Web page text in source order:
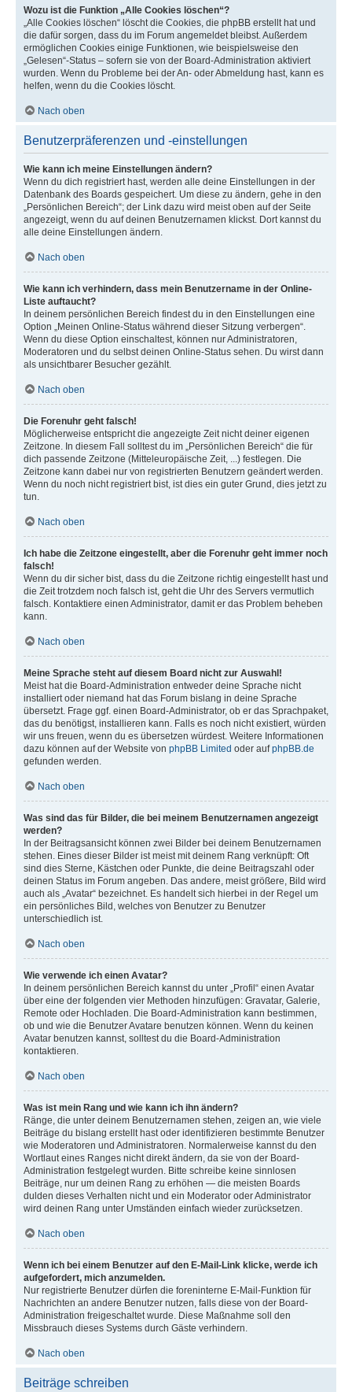
Wozu ist die Funktion „Alle Cookies löschen“?
„Alle Cookies löschen“ löscht die Cookies, die phpBB erstellt hat und
die dafür sorgen, dass du im Forum angemeldet bleibst. Außerdem
ermöglichen Cookies einige Funktionen, wie beispielsweise den
„Gelesen“-Status – sofern sie von der Board-Administration aktiviert
wurden. Wenn du Probleme bei der An- oder Abmeldung hast, kann es
helfen, wenn du die Cookies löscht.
Nach oben
Benutzerpräferenzen und -einstellungen
Wie kann ich meine Einstellungen ändern?
Wenn du dich registriert hast, werden alle deine Einstellungen in der
Datenbank des Boards gespeichert. Um diese zu ändern, gehe in den
„Persönlichen Bereich“; der Link dazu wird meist oben auf der Seite
angezeigt, wenn du auf deinen Benutzernamen klickst. Dort kannst du
alle deine Einstellungen ändern.
Nach oben
Wie kann ich verhindern, dass mein Benutzername in der Online-
Liste auftaucht?
In deinem persönlichen Bereich findest du in den Einstellungen eine
Option „Meinen Online-Status während dieser Sitzung verbergen“.
Wenn du diese Option einschaltest, können nur Administratoren,
Moderatoren und du selbst deinen Online-Status sehen. Du wirst dann
als unsichtbarer Besucher gezählt.
Nach oben
Die Forenuhr geht falsch!
Möglicherweise entspricht die angezeigte Zeit nicht deiner eigenen
Zeitzone. In diesem Fall solltest du im „Persönlichen Bereich“ die für
dich passende Zeitzone (Mitteleuropäische Zeit, ...) festlegen. Die
Zeitzone kann dabei nur von registrierten Benutzern geändert werden.
Wenn du noch nicht registriert bist, ist dies ein guter Grund, dies jetzt zu
tun.
Nach oben
Ich habe die Zeitzone eingestellt, aber die Forenuhr geht immer noch
falsch!
Wenn du dir sicher bist, dass du die Zeitzone richtig eingestellt hast und
die Zeit trotzdem noch falsch ist, geht die Uhr des Servers vermutlich
falsch. Kontaktiere einen Administrator, damit er das Problem beheben
kann.
Nach oben
Meine Sprache steht auf diesem Board nicht zur Auswahl!
Meist hat die Board-Administration entweder deine Sprache nicht
installiert oder niemand hat das Forum bislang in deine Sprache
übersetzt. Frage ggf. einen Board-Administrator, ob er das Sprachpaket,
das du benötigst, installieren kann. Falls es noch nicht existiert, würden
wir uns freuen, wenn du es übersetzen würdest. Weitere Informationen
dazu können auf der Website von phpBB Limited oder aufphpBB.de
gefunden werden.
Nach oben
Was sind das für Bilder, die bei meinem Benutzernamen angezeigt
werden?
In der Beitragsansicht können zwei Bilder bei deinem Benutzernamen
stehen. Eines dieser Bilder ist meist mit deinem Rang verknüpft: Oft
sind dies Sterne, Kästchen oder Punkte, die deine Beitragszahl oder
deinen Status im Forum angeben. Das andere, meist größere, Bild wird
auch als „Avatar“ bezeichnet. Es handelt sich hierbei in der Regel um
ein persönliches Bild, welches von Benutzer zu Benutzer
unterschiedlich ist.
Nach oben
Wie verwende ich einen Avatar?
In deinem persönlichen Bereich kannst du unter „Profil“ einen Avatar
über eine der folgenden vier Methoden hinzufügen: Gravatar, Galerie,
Remote oder Hochladen. Die Board-Administration kann bestimmen,
ob und wie die Benutzer Avatare benutzen können. Wenn du keinen
Avatar benutzen kannst, solltest du die Board-Administration
kontaktieren.
Nach oben
Was ist mein Rang und wie kann ich ihn ändern?
Ränge, die unter deinem Benutzernamen stehen, zeigen an, wie viele
Beiträge du bislang erstellt hast oder identifizieren bestimmte Benutzer
wie Moderatoren und Administratoren. Normalerweise kannst du den
Wortlaut eines Ranges nicht direkt ändern, da sie von der Board-
Administration festgelegt wurden. Bitte schreibe keine sinnlosen
Beiträge, nur um deinen Rang zu erhöhen — die meisten Boards
dulden dieses Verhalten nicht und ein Moderator oder Administrator
wird deinen Rang unter Umständen einfach wieder zurücksetzen.
Nach oben
Wenn ich bei einem Benutzer auf den E-Mail-Link klicke, werde ich
aufgefordert, mich anzumelden.
Nur registrierte Benutzer dürfen die foreninterne E-Mail-Funktion für
Nachrichten an andere Benutzer nutzen, falls diese von der Board-
Administration freigeschaltet wurde. Diese Maßnahme soll den
Missbrauch dieses Systems durch Gäste verhindern.
Nach oben
Beiträge schreiben